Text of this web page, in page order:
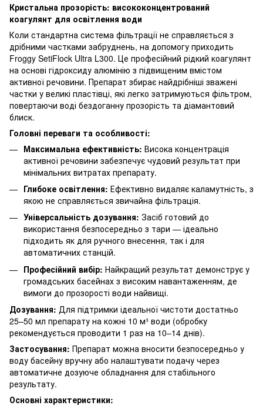
Кристальна прозорість: висококонцентрований
коагулянт для освітлення води
Коли стандартна система фільтрації не справляється з
дрібними частками забруднень, на допомогу приходить
Froggy SetiFlock Ultra L300. Це професійний рідкий коагулянт
на основі гідроксиду алюмінію з підвищеним вмістом
активної речовини. Препарат збирає найдрібніші зважені
частки у великі пластівці, які легко затримуються фільтром,
повертаючи воді бездоганну прозорість та діамантовий
блиск.
Головні переваги та особливості:
Максимальна ефективність: Висока концентрація
активної речовини забезпечує чудовий результат при
мінімальних витратах препарату.
Глибоке освітлення: Ефективно видаляє каламутність, з
якою не справляється звичайна фільтрація.
Універсальність дозування: Засіб готовий до
використання безпосередньо з тари — ідеально
підходить як для ручного внесення, так і для
автоматичних станцій.
Професійний вибір: Найкращий результат демонструє у
громадських басейнах з високим навантаженням, де
вимоги до прозорості води найвищі.
Дозування: Для підтримки ідеальної чистоти достатньо
25–50 мл препарату на кожні 10 м³ води (обробку
рекомендується проводити 1 раз на 10–14 днів).
Застосування: Препарат можна вносити безпосередньо у
воду басейну вручну або налаштувати подачу через
автоматичне дозуюче обладнання для стабільного
результату.
Основні характеристики: